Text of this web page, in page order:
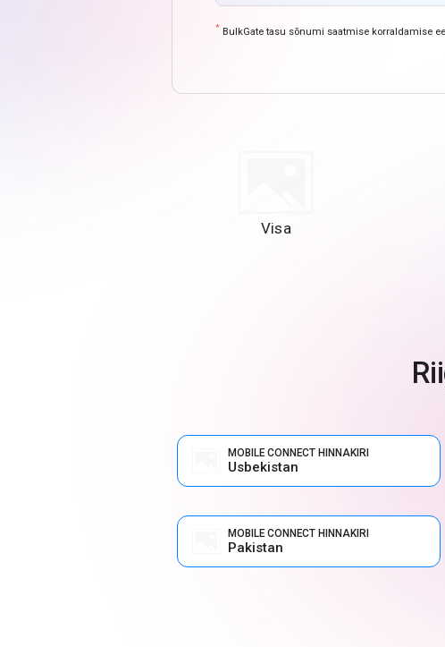
* BulkGate tasu sõnumi saatmise korraldamise
Visa
MOBILE CONNECT HINNAKIRI
Usbekistan
MOBILE CONNECT HINNAKIRI
Pakistan